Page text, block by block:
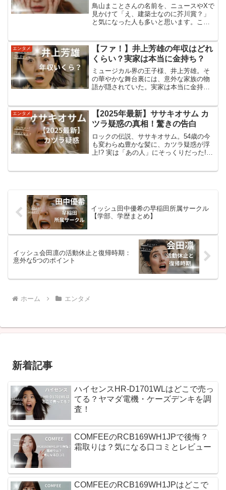
鳥山まことさんの名前を、ニュースやXで
見かけて「え、建築士なのに芥川賞？」
と気になった人も多いと思います。この
イントなぜ建築士が芥川賞を獲るほどの
小説を書けたのかをまと...
エンタメ
【ファ！】井上芳雄の年収はどれ
くらい？実家は本当に金持ち？
ミュージカル界の王子様、井上芳雄。そ
の華やかな舞台裏には、意外な家族の物
語が隠されていた。実家は本当に金持
の推定年収は5000万円〜7000万円程度と
考えられます。ミュ...
エンタメ
【2025年最新】ササキオサム カ
ツラ疑惑の真相！驚きの告白
ロックの伝説、ササキオサム。54歳の今
も変わらぬ豊かな髪に、カツラ疑惑が浮
上!? 実は「あの人」にそっくりだった!?
イッシュ田中優希の早稲田所属サークル
【学部、学歴まとめ】
イッシュ会田凛の活動休止と復帰時期：
意外な5つのポイント
ホーム エンタメ
新着記事
ハイセンスHR-D1701WLはどこで売っ
てる？ヤマダ電機・ケーズデンキを調
査！
COMFEEのRCB169WH1JPで後悔？
霜取りは？気になる口コミとレビュー
COMFEEのRCB169WH1JPはどこで